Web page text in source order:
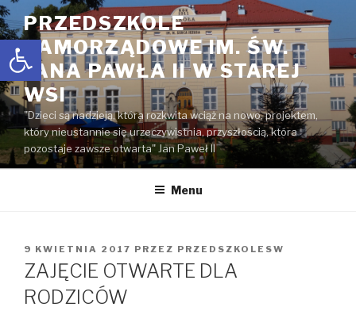
Open toolbar
Przejdź
do
treści
PRZEDSZKOLE
SAMORZĄDOWE IM. ŚW.
JANA PAWŁA II W STAREJ
WSI
"Dzieci są nadzieją, która rozkwita wciąż na nowo, projektem,
który nieustannie się urzeczywistnia, przyszłością, która
pozostaje zawsze otwarta" Jan Paweł II
Menu
OPUBLIKOWANE
W
9 KWIETNIA 2017 PRZEZ PRZEDSZKOLESW
ZAJĘCIE OTWARTE DLA
RODZICÓW